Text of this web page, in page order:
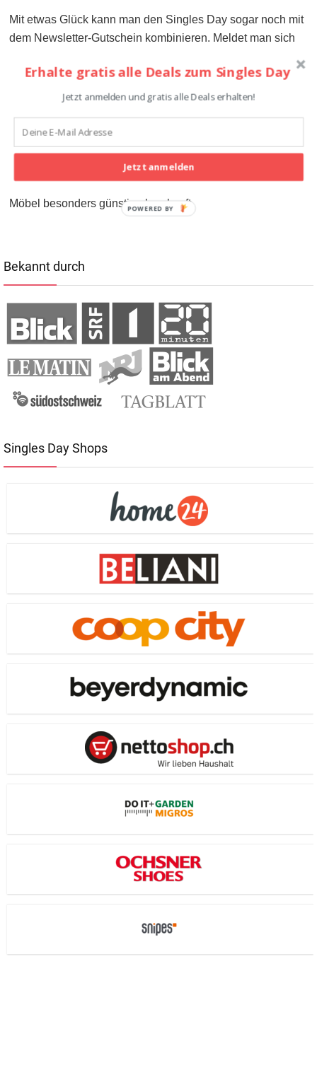
Mit etwas Glück kann man den Singles Day sogar noch mit
dem Newsletter-Gutschein kombinieren. Meldet man sich
Anmeldung in einem Atemzug einen Gutschein im Wert von
CHF 10.- als Willkommensbonus. Der Mindestbestellwert
Newsletter abonnieren und den Gutschein anschliessend
im Warenkorb einlösen.Tipp:Zusätzlich Sparpotenzial
findet man in der Kategorie „TOP DEALS“. Diese entspricht
der Sale-Kategorie in anderen Shops. In dieser werden
Möbel besonders günstig abverkauft.
Bekannt durch
Singles Day Shops
Erhalte gratis alle Deals zum Singles Day
Jetzt anmelden und gratis alle Deals erhalten!
Jetzt anmelden
POWERED BY